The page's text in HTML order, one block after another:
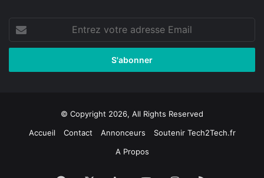
votre
adresse
© Copyright 2026, All Rights Reserved
Accueil
Contact Annonceurs
Soutenir Tech2Tech.fr
A Propos